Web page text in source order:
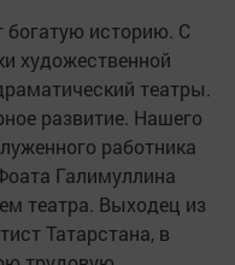
историю. С
художественной
театры.
развитие. Нашего
работника
Галимуллина
театра. Выходец из
Татарстана, в